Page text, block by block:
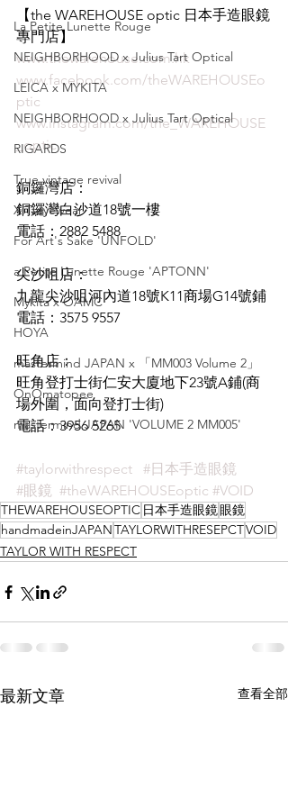
La Petite Lunette Rouge
NEIGHBORHOOD x Julius Tart Optical
LEICA x MYKITA
NEIGHBORHOOD x Julius Tart Optical
RIGARDS
True vintage revival
XIT eyewear
For Art's Sake 'UNFOLD'
a Petite Lunette Rouge 'APTONN'
Mykita x OAMC
HOYA
mastermind JAPAN x 「MM003 Volume 2」
OnOmatopee
mastermind JAPAN 'VOLUME 2 MM005'
【the WAREHOUSE optic 日本手造眼鏡
專門店】
www.thewarehouse.com.hk
www.facebook.com/theWAREHOUSEo
ptic
www.instagram.com/the_WAREHOUSE
_optic
銅鑼灣店：
銅鑼灣白沙道18號一樓
電話：2882 5488
尖沙咀店：
九龍尖沙咀河內道18號K11商場G14號鋪
電話：3575 9557
旺角店：
旺角登打士街仁安大廈地下23號A鋪(商
場外圍，面向登打士街)
電話：3956 5265
#taylorwithrespect
#日本手造眼鏡
#眼鏡 #theWAREHOUSEoptic #VOID
THEWAREHOUSEOPTIC 日本手造眼鏡眼鏡
handmadeinJAPANTAYLORWITHRESEPCTVOID
TAYLOR WITH RESPECT
最新文章 查看全部